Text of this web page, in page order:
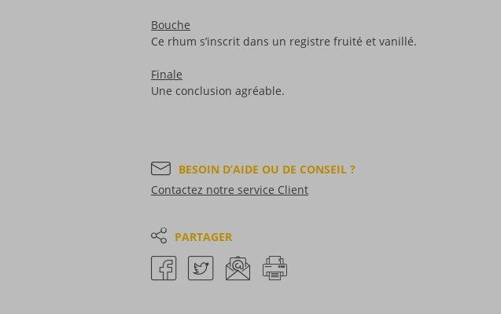
Bouche
Ce rhum s’inscrit dans un registre fruité et vanillé.
Finale
Une conclusion agréable.
BESOIN D’AIDE OU DE CONSEIL ?
Contactez notre service Client
PARTAGER